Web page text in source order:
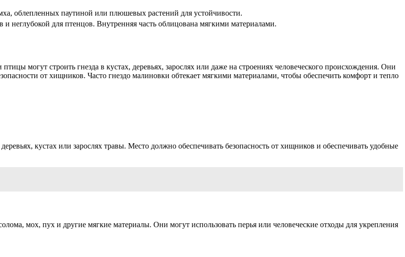
облепленных паутиной или плюшевых растений для устойчивости.
неглубокой для птенцов. Внутренняя часть облицована мягкими материалами.
могут строить гнезда в кустах, деревьях, зарослях или даже на строениях человеческого происхождения. Они
от хищников. Часто гнездо малиновки обтекает мягкими материалами, чтобы обеспечить комфорт и тепло
кустах или зарослях травы. Место должно обеспечивать безопасность от хищников и обеспечивать удобные
мох, пух и другие мягкие материалы. Они могут использовать перья или человеческие отходы для укрепления